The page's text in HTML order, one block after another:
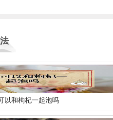
以和枸杞一起泡吗